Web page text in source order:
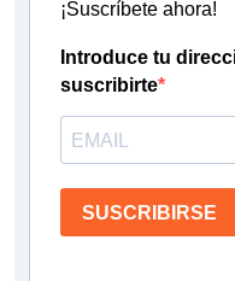
¡Suscríbete ahora!
Introduce tu
suscribirte
SUSCRIBIRSE